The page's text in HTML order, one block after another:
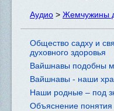
Аудио > Жемчужины
Общество садху и
духовного здоровья
Вайшнавы подобны
Вайшнавы - наши
Наши родные – под
Объяснение понятия